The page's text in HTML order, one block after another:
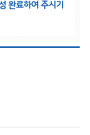
완료하여 주시기